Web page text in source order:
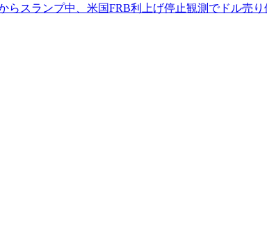
らスランプ中、米国FRB利上げ停止観測でドル売